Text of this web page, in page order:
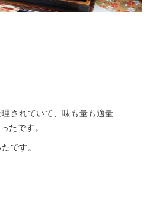
されていて、味も量も適量
たです。
です。